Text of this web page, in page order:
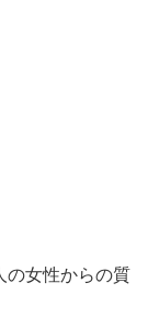
の女性からの質